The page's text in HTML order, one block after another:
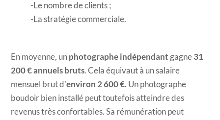
Le nombre de clients ;
La stratégie commerciale.
En moyenne, un photographe indépendant gagne 31
200 € annuels bruts. Cela équivaut à un salaire
mensuel brut d’environ 2 600 €. Un photographe
boudoir bien installé peut toutefois atteindre des
revenus très confortables. Sa rémunération peut